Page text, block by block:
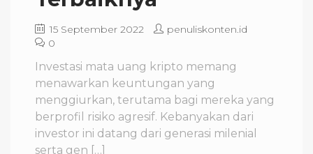
15 September 2022
penuliskonten.id
0
Investasi mata uang kripto memang
menawarkan keuntungan yang
menggiurkan, terutama bagi mereka yang
berprofil risiko agresif. Kebanyakan dari
investor ini datang dari generasi milenial
serta gen […]